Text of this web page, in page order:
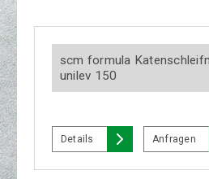
scm formula
unilev 150
Details Anfragen